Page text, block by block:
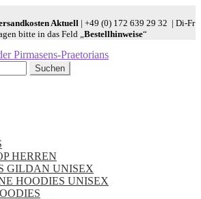
Aktuell | +49 (0) 172 639 29 32 | Di-Fr
bitte in das Feld „Bestellhinweise“
Suchen
HERREN
GILDAN UNISEX
HOODIES UNISEX